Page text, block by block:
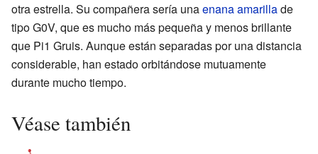
otra estrella. Su compañera sería unaenana amarillade
tipo G0V, que es mucho más pequeña y menos brillante
que Pi1 Gruis. Aunque están separadas por una distancia
considerable, han estado orbitándose mutuamente
durante mucho tiempo.
Véase también